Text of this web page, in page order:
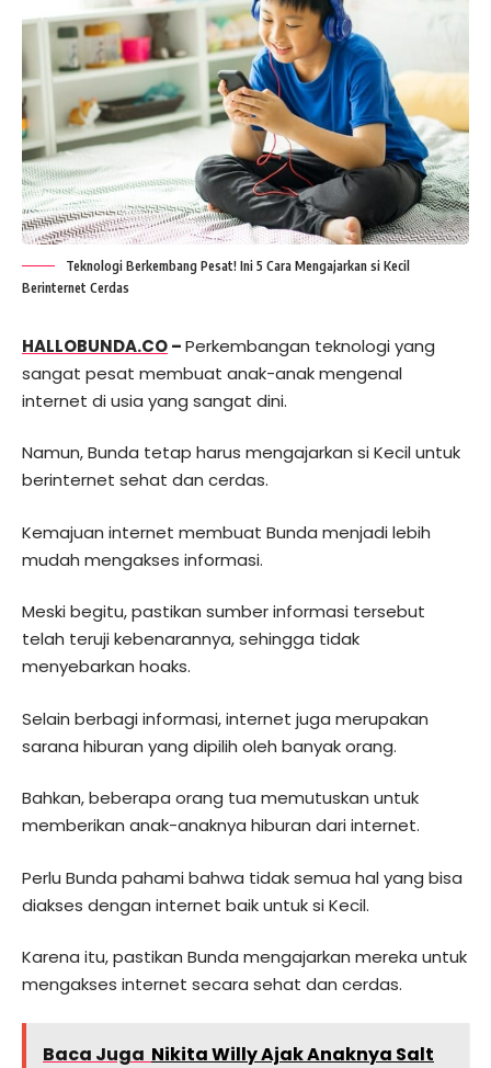
Teknologi Berkembang Pesat! Ini 5 Cara Mengajarkan si Kecil
Berinternet Cerdas
HALLOBUNDA.CO–Perkembangan teknologi yang
sangat pesat membuat anak-anak mengenal
internet di usia yang sangat dini.
Namun, Bunda tetap harus mengajarkan si Kecil untuk
berinternet sehat dan cerdas.
Kemajuan internet membuat Bunda menjadi lebih
mudah mengakses informasi.
Meski begitu, pastikan sumber informasi tersebut
telah teruji kebenarannya, sehingga tidak
menyebarkan hoaks.
Selain berbagi informasi, internet juga merupakan
sarana hiburan yang dipilih oleh banyak orang.
Bahkan, beberapa orang tua memutuskan untuk
memberikan anak-anaknya hiburan dari internet.
Perlu Bunda pahami bahwa tidak semua hal yang bisa
diakses dengan internet baik untuk si Kecil.
Karena itu, pastikan Bunda mengajarkan mereka untuk
mengakses internet secara sehat dan cerdas.
Baca Juga Nikita Willy Ajak Anaknya Salt